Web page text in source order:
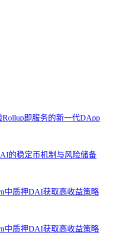
Rollup即服务的新一代DApp
的稳定币机制与风险储备
中质押DAI获取高收益策略
中质押DAI获取高收益策略